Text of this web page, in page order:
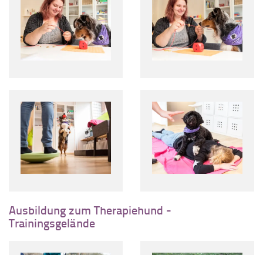
Ausbildung zum Therapiehund -
Trainingsgelände